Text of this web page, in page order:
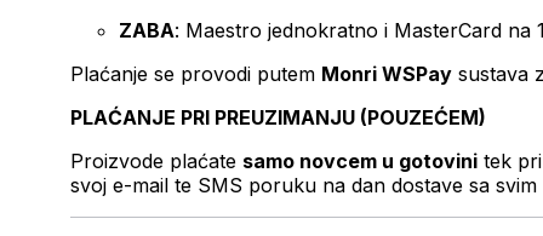
ZABA: Maestro jednokratno i MasterCard na
Plaćanje se provodi putem Monri WSPay sustava
PLAĆANJE PRI PREUZIMANJU (POUZEĆEM)
Proizvode plaćate samo novcem u gotovini tek
svoj e-mail te SMS poruku na dan dostave sa svim